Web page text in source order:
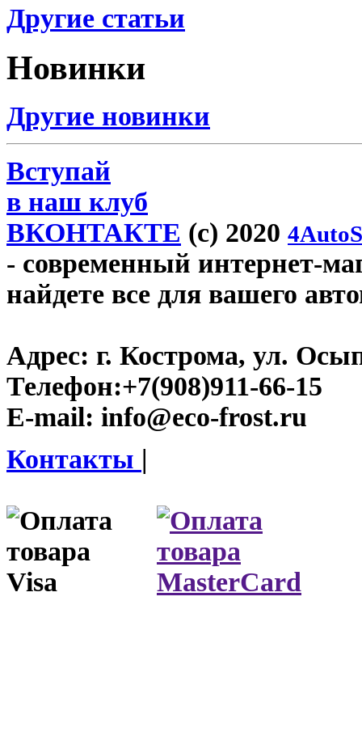
Другие статьи
Новинки
Другие новинки
Вступай
в наш клуб
ВКОНТАКТЕ (c) 2020
- современный интернет-
найдете все для вашего
Адрес: г. Кострома, ул.
Телефон:+7(908)911-66-15
E-mail: info@eco-frost.ru
Контакты |